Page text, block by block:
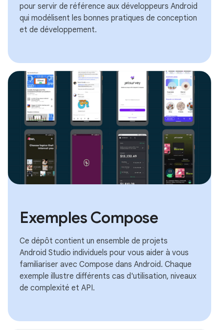
pour servir de référence aux développeurs Android
qui modélisent les bonnes pratiques de conception
et de développement.
Exemples Compose
Ce dépôt contient un ensemble de projets
Android Studio individuels pour vous aider à vous
familiariser avec Compose dans Android. Chaque
exemple illustre différents cas d'utilisation, niveaux
de complexité et API.